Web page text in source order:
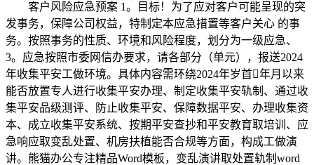
客户风险应急预案 1。目标！为了应对客户可能呈现的突
发事务，保障公司权益，特制定本应急措置等客户关心 的事
务。按照事务的性质、环境和风险程度，划分为一级应急、
3。应急按照市委网信办要求，请各部分（单元），报送2024
年收集平安工做环境。具体内容需环绕2024年岁首年月以来
能否放置专人进行收集平安办理、制定收集平安轨制、通过收
集平安品级测评、防止收集平安、保障数据平安、办理收集资
本、成立收集平安系统、按期平安查抄和平安教育取培训、应
急响应取变乱处置、机房扶植能否合规等方面，构成工做演
讲。熊猫办公专注精品Word模板，变乱演讲取处置轨制word